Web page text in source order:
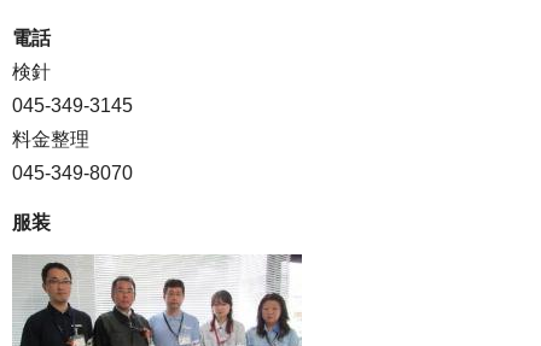
電話
検針
045-349-3145
料金整理
045-349-8070
服装